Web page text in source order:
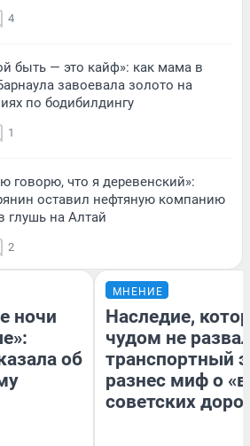
4
быть — это кайф»: как мама в
завоевала золото на
по бодибилдингу
1
говорю, что я деревенский»:
оставил нефтяную компанию
глушь на Алтай
2
ночи
об
МНЕНИЕ
Наследие,
чудом не
транспортный
разнес миф о
советских